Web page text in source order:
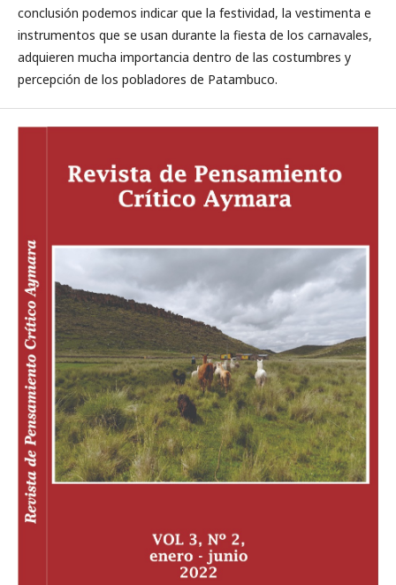
conclusión podemos indicar que la festividad, la vestimenta e
instrumentos que se usan durante la fiesta de los carnavales,
adquieren mucha importancia dentro de las costumbres y
percepción de los pobladores de Patambuco.